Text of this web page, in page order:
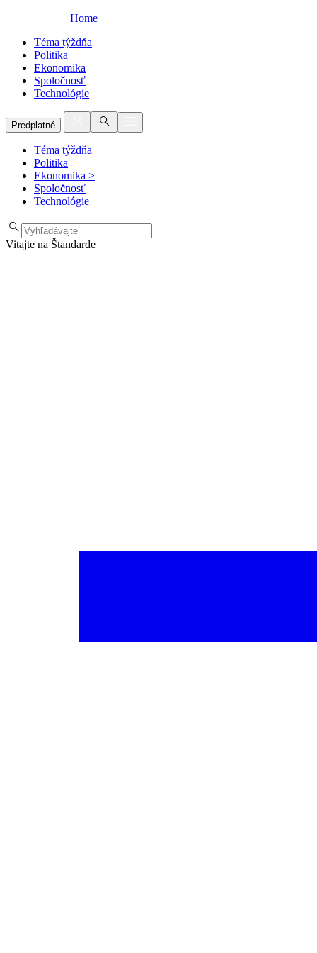
Home
Téma týždňa
Politika
Ekonomika
Spoločnosť
Technológie
Predplatné
Téma týždňa
Politika
Ekonomika >
Spoločnosť
Technológie
Vitajte na Štandarde